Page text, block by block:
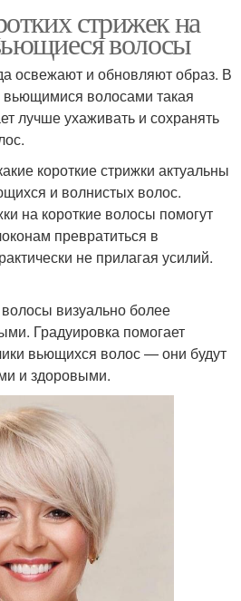
стрижек на
волосы
освежают и обновляют образ. В
волосами такая
лучше ухаживать и сохранять
короткие стрижки актуальны
и волнистых волос.
на короткие волосы помогут
превратиться в
не прилагая усилий.
визуально более
Градуировка помогает
вьющихся волос — они будут
и здоровыми.